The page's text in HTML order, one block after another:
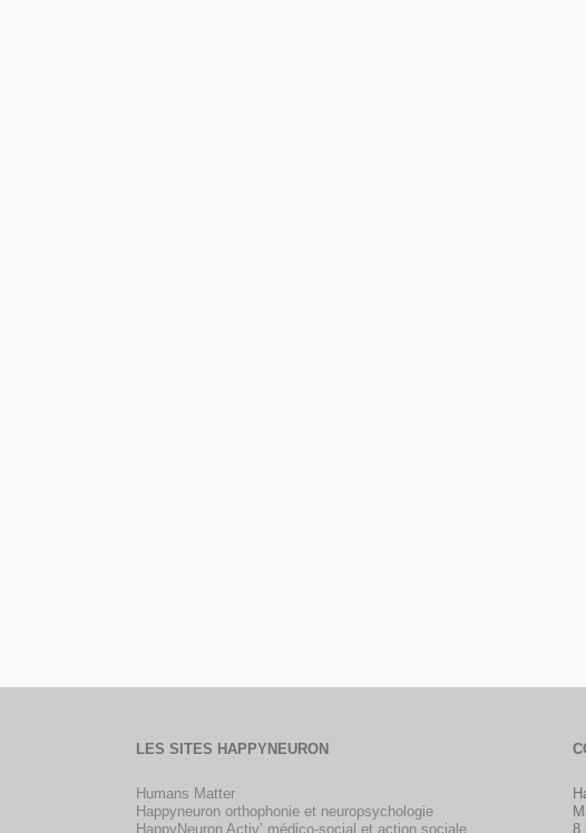
LES SITES HAPPYNEURON
Humans Matter
Happyneuron orthophonie et neuropsychologie
HappyNeuron Activ’ médico-social et action sociale
8